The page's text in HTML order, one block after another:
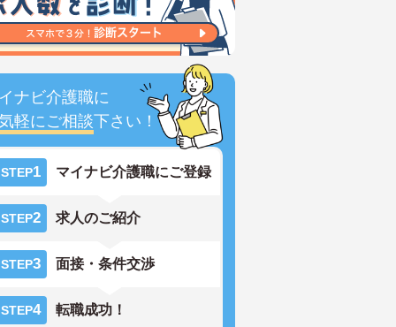
ナビ介護職に
軽にご相談下さい！
STEP1 マイナビ介護職にご登録
STEP2 求人のご紹介
STEP3 面接・条件交渉
STEP4 転職成功！